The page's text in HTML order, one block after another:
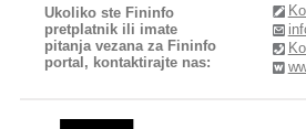
Ukoliko ste Fininfo
pretplatnik ili imate
pitanja vezana za Fininfo
portal, kontaktirajte nas: